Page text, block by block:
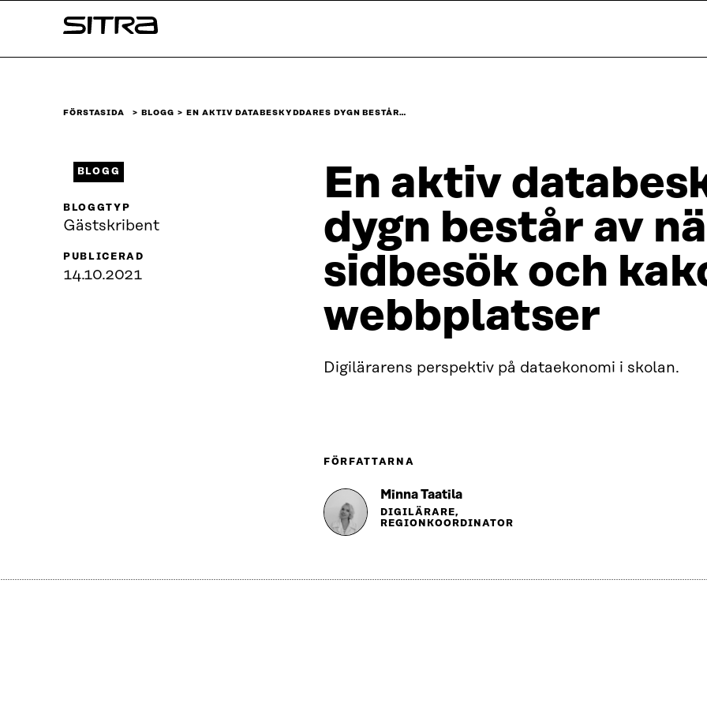
↓
Sitra
FÖRSTASIDA BLOGG EN AKTIV DATABESKYDDARES DYGN BESTÅR…
En aktiv
dygn består av
sidbesök och
webbplatser
Digilärarens perspektiv på dataekonomi i skolan.
BLOGG
BLOGGTYP
Gästskribent
PUBLICERAD
14.10.2021
FÖRFATTARNA
Minna Taatila
DIGILÄRARE,
REGIONKOORDINATOR